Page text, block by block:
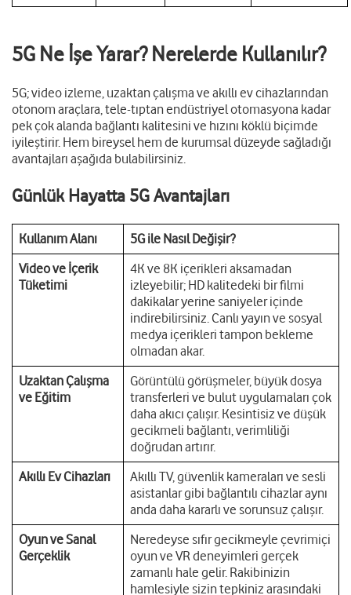
5G Ne İşe Yarar? Nerelerde Kullanılır?
5G; video izleme, uzaktan çalışma ve akıllı ev cihazlarından
otonom araçlara, tele-tıptan endüstriyel otomasyona kadar
pek çok alanda bağlantı kalitesini ve hızını köklü biçimde
iyileştirir. Hem bireysel hem de kurumsal düzeyde sağladığı
avantajları aşağıda bulabilirsiniz.
Günlük Hayatta 5G Avantajları
Kullanım Alanı
5G ile Nasıl Değişir?
Video ve İçerik
Tüketimi
4K ve 8K içerikleri aksamadan
izleyebilir; HD kalitedeki bir filmi
dakikalar yerine saniyeler içinde
indirebilirsiniz. Canlı yayın ve sosyal
medya içerikleri tampon bekleme
olmadan akar.
Uzaktan Çalışma
ve Eğitim
Görüntülü görüşmeler, büyük dosya
transferleri ve bulut uygulamaları çok
daha akıcı çalışır. Kesintisiz ve düşük
gecikmeli bağlantı, verimliliği
doğrudan artırır.
Akıllı Ev Cihazları
Akıllı TV, güvenlik kameraları ve sesli
asistanlar gibi bağlantılı cihazlar aynı
anda daha kararlı ve sorunsuz çalışır.
Oyun ve Sanal
Gerçeklik
Neredeyse sıfır gecikmeyle çevrimiçi
oyun ve VR deneyimleri gerçek
zamanlı hale gelir. Rakibinizin
hamlesiyle sizin tepkiniz arasındaki